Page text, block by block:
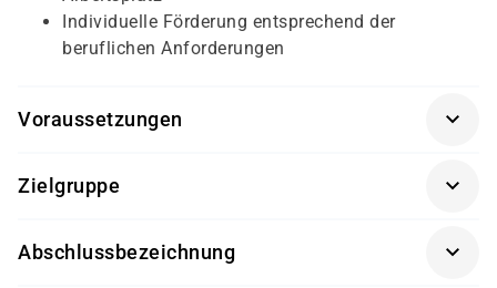
Individuelle Förderung entsprechend der
beruflichen Anforderungen
Voraussetzungen
Teilnahmeberechtigung für Berufssprachkurse. Diese
oder die Agentur für Arbeit erfolgen. Je nach
Kursniveau sind grundlegende Deutschkenntnisse
Zielgruppe
Mitarbeiter sprachlich fördern und die Kommunikation
Abschlussbezeichnung